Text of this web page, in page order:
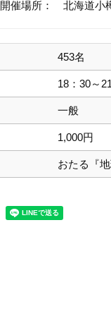
開催場所： 北海道小
453名
18：30～
一般
1,000円
おたる『地